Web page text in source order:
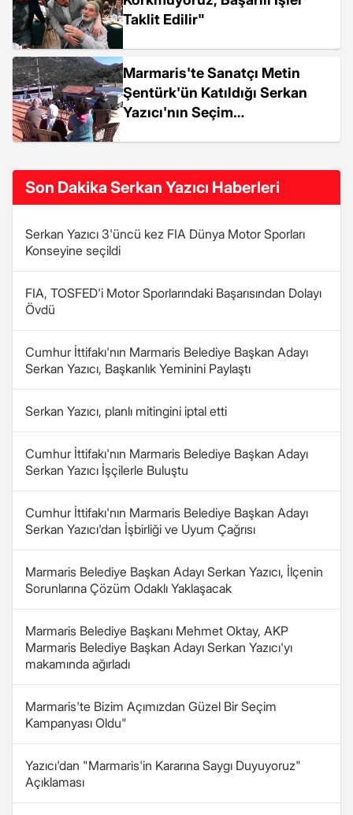
Taklit Edilir"
Marmaris'te Sanatçı Metin
Şentürk'ün Katıldığı Serkan
Yazıcı'nın Seçim
Son Dakika Serkan Yazıcı Haberleri
Serkan Yazıcı 3'üncü kez FIA Dünya Motor Sporları
Konseyine seçildi
FIA, TOSFED'i Motor Sporlarındaki Başarısından Dolayı
Övdü
Cumhur İttifakı'nın Marmaris Belediye Başkan Adayı
Serkan Yazıcı, Başkanlık Yeminini Paylaştı
Serkan Yazıcı, planlı mitingini iptal etti
Cumhur İttifakı'nın Marmaris Belediye Başkan Adayı
Serkan Yazıcı İşçilerle Buluştu
Cumhur İttifakı'nın Marmaris Belediye Başkan Adayı
Serkan Yazıcı'dan İşbirliği ve Uyum Çağrısı
Marmaris Belediye Başkan Adayı Serkan Yazıcı, İlçenin
Sorunlarına Çözüm Odaklı Yaklaşacak
Marmaris Belediye Başkanı Mehmet Oktay, AKP
Marmaris Belediye Başkan Adayı Serkan Yazıcı'yı
makamında ağırladı
Marmaris'te Bizim Açımızdan Güzel Bir Seçim
Kampanyası Oldu"
Yazıcı'dan "Marmaris'in Kararına Saygı Duyuyoruz"
Açıklaması